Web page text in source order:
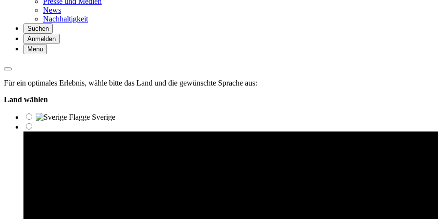
News
Nachhaltigkeit
Suchen
Anmelden
Menu
Für ein optimales Erlebnis, wähle bitte das Land und die gewünschte Sprache aus:
Land wählen
Sverige